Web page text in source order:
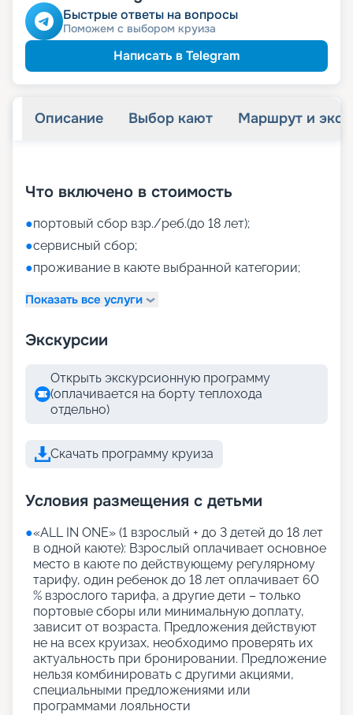
Быстрые ответы на вопросы
Поможем с выбором круиза
Написать в Telegram
Описание Выбор кают Маршрут и
Что включено в стоимость
●портовый сбор взр./реб.(до 18 лет);
●сервисный сбор;
●проживание в каюте выбранной категории;
Показать все услуги
Экскурсии
Открыть экскурсионную программу
(оплачивается на борту теплохода
отдельно)
Скачать программу круиза
Условия размещения с детьми
●«АLL IN ONE» (1 взрослый + до 3 детей до 18 лет
в одной каюте): Взрослый оплачивает основное
место в каюте по действующему регулярному
тарифу, один ребенок до 18 лет оплачивает 60
% взрослого тарифа, а другие дети – только
портовые сборы или минимальную доплату,
зависит от возраста. Предложения действуют
не на всех круизах, необходимо проверять их
актуальность при бронировании. Предложение
нельзя комбинировать с другими акциями,
специальными предложениями или
программами лояльности